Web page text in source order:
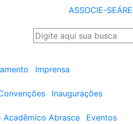
ASSOCIE-SE
Imprensa
Inaugurações
Acadêmico Abrasce
Eventos